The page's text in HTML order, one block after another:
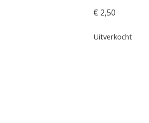
€ 2,50
Uitverkocht